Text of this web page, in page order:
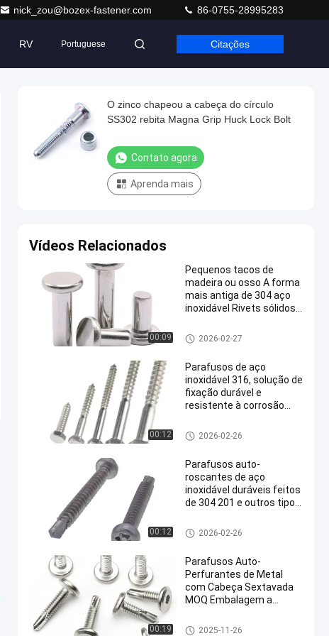
nick_zou@bozex-fastener.com 86-0755-28995283
RV Portuguese Citações
O zinco chapeou a cabeça do círculo
SS302 rebita Magna Grip Huck Lock Bolt
Contato agora
Aprenda mais
Vídeos Relacionados
00:09
Pequenos tacos de
madeira ou osso A forma
mais antiga de 304 aço
inoxidável Rivets sólidos
Rebites contínuos de aço inoxi
dável
2026-02-27
00:12
Parafusos de aço
inoxidável 316, solução de
fixação durável e
resistente à corrosão
industriais, de
construção e de
parafusos de batida do auto d
e aço inoxidável
2026-02-26
00:12
Parafusos auto-
roscantes de aço
inoxidável duráveis ​​feitos
de 304 201 e outros tipos
para construção e
indústria
parafusos de batida do auto d
e aço inoxidável
2026-02-26
00:19
Parafusos Auto-
Perfurantes de Metal
com Cabeça Sextavada
MOQ Embalagem a
Resistentes à Corrosão
parafusos de batida do auto d
2025-11-26